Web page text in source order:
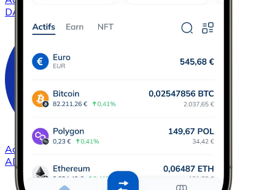
DAI
Acheter
ADA